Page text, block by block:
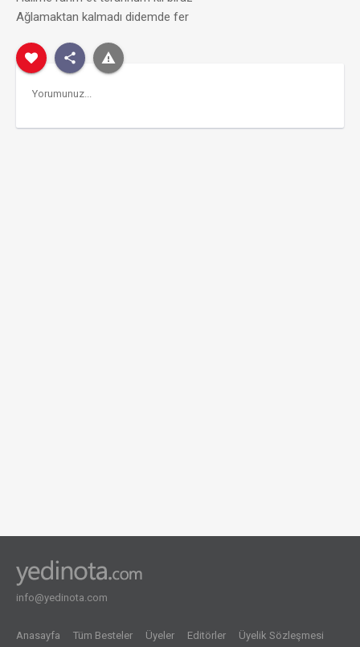
Ağlamaktan kalmadı didemde fer
info@yedinota.com
Anasayfa Tüm Besteler Üyeler Editörler Üyelik Sözleşmesi